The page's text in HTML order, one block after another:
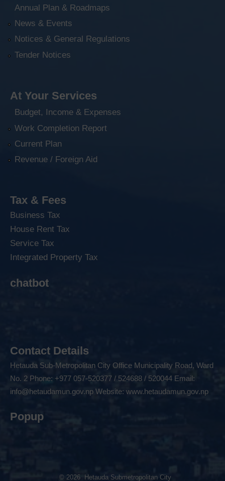
Annual Plan & Roadmaps
News & Events
Notices & General Regulations
Tender Notices
At Your Services
Budget, Income & Expenses
Work Completion Report
Current Plan
Revenue / Foreign Aid
Tax & Fees
Business Tax
House Rent Tax
Service Tax
Integrated Property Tax
chatbot
Contact Details
Hetauda Sub-Metropolitan City Office Municipality Road, Ward
No. 2 Phone: +977 057-520377 / 524688 / 520044 Email:
info@hetaudamun.gov.np Website: www.hetaudamun.gov.np
Popup
© 2026 Hetauda Submetropolitan City